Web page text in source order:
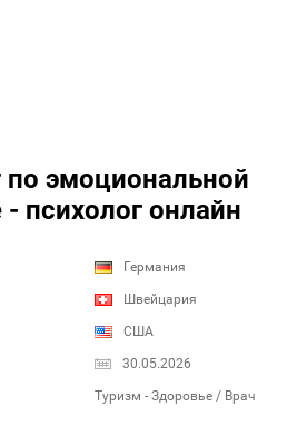
по эмоциональной
психолог онлайн
Германия
Швейцария
США
30.05.2026
Туризм - Здоровье / Врач